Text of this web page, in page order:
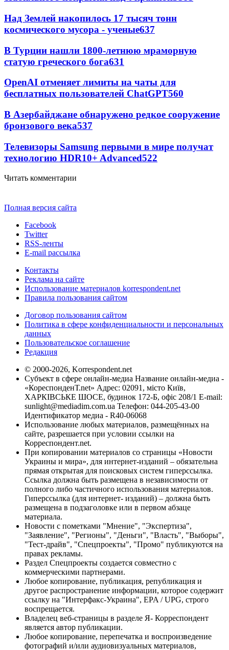
Над Землей накопилось 17 тысяч тонн
космического мусора - ученые637
В Турции нашли 1800-летнюю мраморную
статую греческого бога631
OpenAI отменяет лимиты на чаты для
бесплатных пользователей ChatGPT560
В Азербайджане обнаружено редкое сооружение
бронзового века537
Телевизоры Samsung первыми в мире получат
технологию HDR10+ Advanced522
Читать комментарии
Полная версия сайта
Facebook
Twitter
RSS-ленты
E-mail рассылка
Контакты
Реклама на сайте
Использование материалов korrespondent.net
Правила пользования сайтом
Договор пользования сайтом
Политика в сфере конфиденциальности и персональных
данных
Пользовательское соглашение
Редакция
© 2000-2026, Korrespondent.net
Субъект в сфере онлайн-медиа Название онлайн-медиа -
«КореспонденТ.net» Адрес: 02091, місто Київ,
ХАРКІВСЬКЕ ШОСЕ, будинок 172-Б, офіс 208/1 E-mail:
sunlight@mediadim.com.ua Телефон: 044-205-43-00
Идентификатор медиа - R40-06068
Использование любых материалов, размещённых на
сайте, разрешается при условии ссылки на
Корреспондент.net.
При копировании материалов со страницы «Новости
Украины и мира», для интернет-изданий – обязательна
прямая открытая для поисковых систем гиперссылка.
Ссылка должна быть размещена в независимости от
полного либо частичного использования материалов.
Гиперссылка (для интернет- изданий) – должна быть
размещена в подзаголовке или в первом абзаце
материала.
Новости с пометками "Мнение", "Экспертиза",
"Заявление", "Регионы", "Деньги", "Власть", "Выборы",
"Тест-драйв", "Спецпроекты", "Промо" публикуются на
правах рекламы.
Раздел Спецпроекты создается совместно с
коммерческими партнерами.
Любое копирование, публикация, републикация и
другое распространение информации, которое содержит
ссылку на "Интерфакс-Украина", EPA / UPG, строго
воспрещается.
Владелец веб-страницы в разделе Я- Корреспондент
является автор публикации.
Любое копирование, перепечатка и воспроизведение
фотографий и/или аудиовизуальных материалов,